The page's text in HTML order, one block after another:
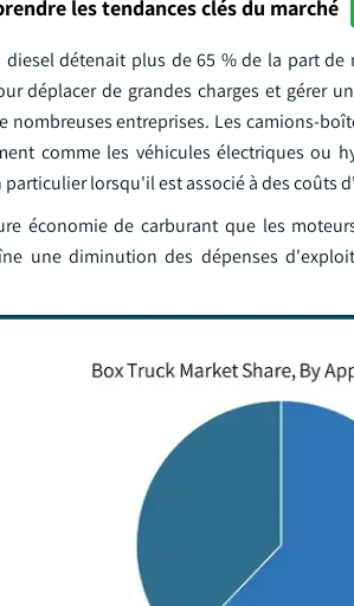
les tendances clés du marché
détenait plus de 65 % de la part
déplacer de grandes charges et gérer
nombreuses entreprises. Les camions-
comme les véhicules électriques ou
lorsqu'il est associé à des coûts
économie de carburant que les
une diminution des dépenses